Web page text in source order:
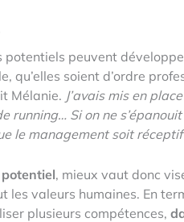
potentiels peuvent
qu’elles soient d’ordre
Mélanie. J’avais mis en
running… Si on ne
le management soit réceptif
, mieux vaut donc
les valeurs humaines. En
plusieurs compétences,